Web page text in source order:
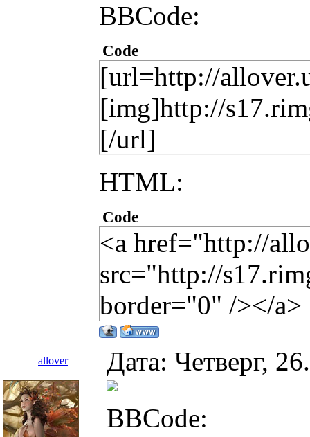
BBCode:
Code
[url=http://
[img]http://
[/url]
HTML:
Code
<a href="http://
src="http://
border="0" /></a>
allover Дата: Четверг,
BBCode: